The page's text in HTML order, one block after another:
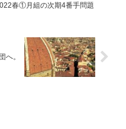
春①月組の次期4番手問題
へ。